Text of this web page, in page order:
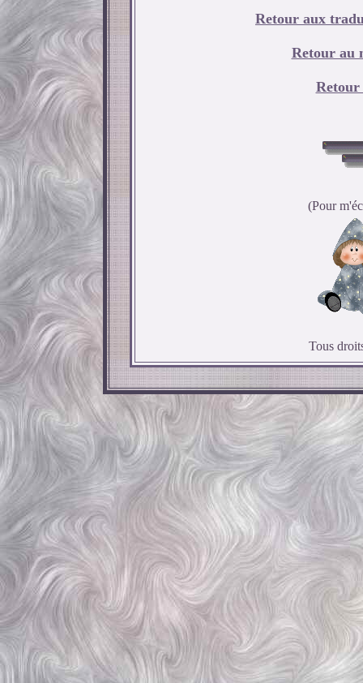
Retour aux
Retour au
(Pour
Tous